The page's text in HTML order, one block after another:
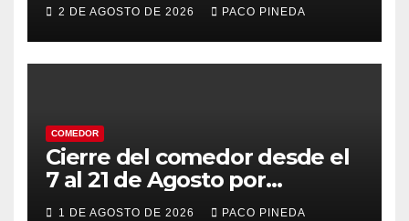
2 DE AGOSTO DE 2026 PACO PINEDA
COMEDOR
Cierre del comedor desde el
7 al 21 de Agosto por
vacaciones
1 DE AGOSTO DE 2026 PACO PINEDA